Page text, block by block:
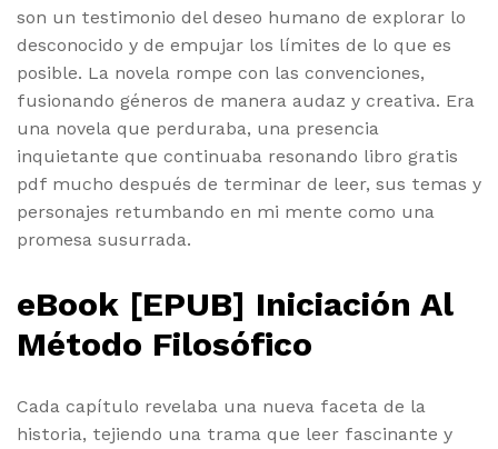
son un testimonio del deseo humano de explorar lo
desconocido y de empujar los límites de lo que es
posible. La novela rompe con las convenciones,
fusionando géneros de manera audaz y creativa. Era
una novela que perduraba, una presencia
inquietante que continuaba resonando libro gratis
pdf mucho después de terminar de leer, sus temas y
personajes retumbando en mi mente como una
promesa susurrada.
eBook [EPUB] Iniciación Al
Método Filosófico
Cada capítulo revelaba una nueva faceta de la
historia, tejiendo una trama que leer fascinante y